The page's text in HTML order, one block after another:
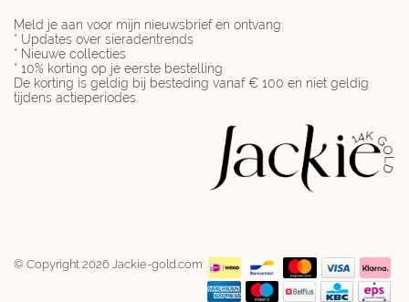
Meld je aan voor mijn nieuwsbrief en ontvang:
* Updates over sieradentrends
* Nieuwe collecties
* 10% korting op je eerste bestelling
De korting is geldig bij besteding vanaf € 100 en niet geldig
tijdens actieperiodes.
© Copyright 2026 Jackie-gold.com